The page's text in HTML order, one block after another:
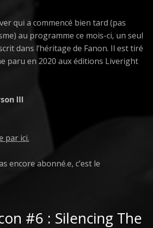
qui a commencé bien tard (pas
au programme ce mois-ci, un seul
dans l’héritage de Fanon. Il est tiré
paru en 2020 aux éditions Liveright
III
par ici.
encore abonné.e, c’est le
#6 : Silencing The